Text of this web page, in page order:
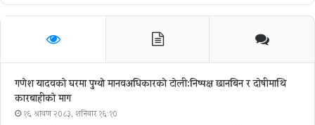
गणेश यादवको घरमा पुग्याे मानवअधिकारकाे टोली:निष्पक्ष छानबिन र दोषीमाथि
कारबाहीको माग
१६ श्रावण २०८३, शनिबार १६:१०